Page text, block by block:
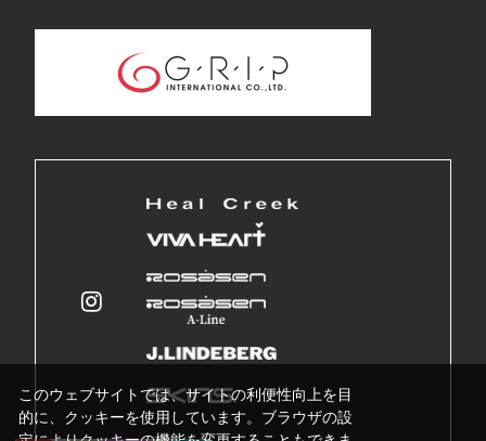
このウェブサイトでは、サイトの利便性向上を目
的に、クッキーを使用しています。ブラウザの設